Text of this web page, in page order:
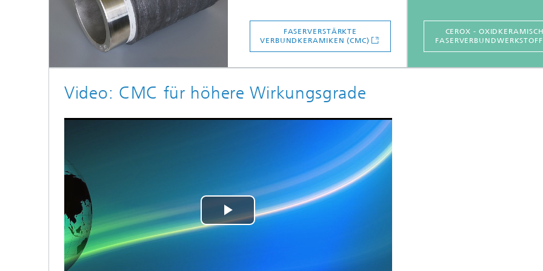
FASERVERSTÄRKTE
VERBUNDKERAMIKEN (CMC)
CEROX -
Video: CMC für höhere Wirkungsgrade
Play